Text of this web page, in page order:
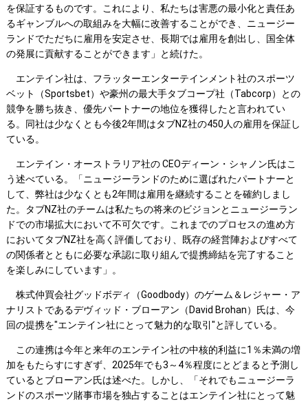
を保証するものです。これにより、私たちは害悪の最小化と責任あ
るギャンブルへの取組みを大幅に改善することができ、ニュージー
ランドでただちに雇用を安定させ、長期では雇用を創出し、国全体
の発展に貢献することができます」と続けた。
エンテイン社は、フラッターエンターテインメント社のスポーツ
ベット（Sportsbet）や豪州の最大手タブコープ社（Tabcorp）との
競争を勝ち抜き、優先パートナーの地位を獲得したと言われてい
る。同社は少なくとも今後2年間はタブNZ社の450人の雇用を保証し
ている。
エンテイン・オーストラリア社の CEOディーン・シャノン氏はこ
う述べている。「ニュージーランドのために選ばれたパートナーと
して、弊社は少なくとも2年間は雇用を継続することを確約しまし
た。タブNZ社のチームは私たちの将来のビジョンとニュージーラン
ドでの市場拡大において不可欠です。これまでのプロセスの進め方
においてタブNZ社を高く評価しており、既存の経営陣およびすべて
の関係者とともに必要な承認に取り組んで提携締結を完了すること
を楽しみにしています」。
株式仲買会社グッドボディ（Goodbody）のゲーム＆レジャー・ア
ナリストであるデヴィッド・ブローアン（David Brohan）氏は、今
回の提携を"エンテイン社にとって魅力的な取引"と評している。
この連携は今年と来年のエンテイン社の中核的利益に1％未満の増
加をもたらすにすぎず、2025年でも3～4％程度にとどまると予測し
ているとブローアン氏は述べた。しかし、「それでもニュージーラ
ンドのスポーツ賭事市場を独占することはエンテイン社にとって魅